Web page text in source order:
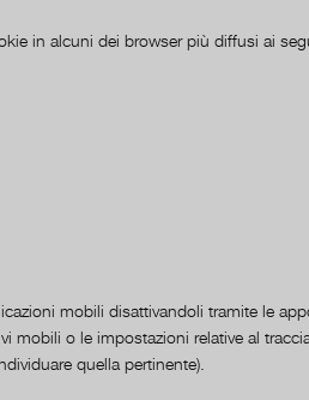
in alcuni dei browser più diffusi ai
mobili disattivandoli tramite le
mobili o le impostazioni relative al
quella pertinente).